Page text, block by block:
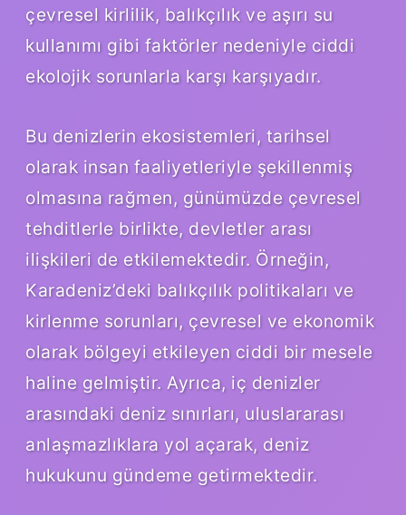
çevresel kirlilik, balıkçılık ve aşırı su
kullanımı gibi faktörler nedeniyle ciddi
ekolojik sorunlarla karşı karşıyadır.
Bu denizlerin ekosistemleri, tarihsel
olarak insan faaliyetleriyle şekillenmiş
olmasına rağmen, günümüzde çevresel
tehditlerle birlikte, devletler arası
ilişkileri de etkilemektedir. Örneğin,
Karadeniz’deki balıkçılık politikaları ve
kirlenme sorunları, çevresel ve ekonomik
olarak bölgeyi etkileyen ciddi bir mesele
haline gelmiştir. Ayrıca, iç denizler
arasındaki deniz sınırları, uluslararası
anlaşmazlıklara yol açarak, deniz
hukukunu gündeme getirmektedir.